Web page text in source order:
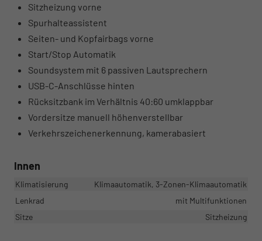
Sitzheizung vorne
Spurhalteassistent
Seiten- und Kopfairbags vorne
Start/Stop Automatik
Soundsystem mit 6 passiven Lautsprechern
USB-C-Anschlüsse hinten
Rücksitzbank im Verhältnis 40:60 umklappbar
Vordersitze manuell höhenverstellbar
Verkehrszeichenerkennung, kamerabasiert
Innen
Klimatisierung
Klimaautomatik, 3-Zonen-Klimaautomatik
Lenkrad
mit Multifunktionen
Sitze
Sitzheizung